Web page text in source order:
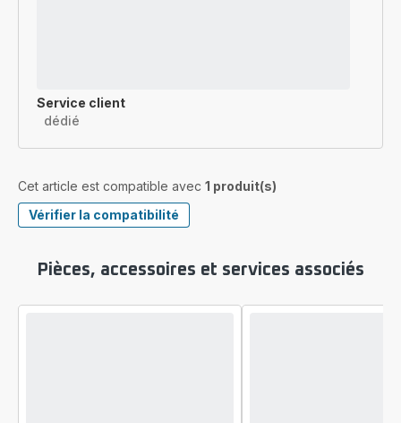
Service client
dédié
Cet article est compatible avec 1 produit(s)
Vérifier la compatibilité
Pièces, accessoires et services associés